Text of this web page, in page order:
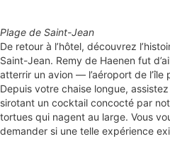
Plage de Saint-Jean
De retour à l’hôtel, découvrez
Saint-Jean. Remy de Haenen fut
atterrir un avion — l’aéroport de l’île
Depuis votre chaise longue,
sirotant un cocktail concocté par
tortues qui nagent au large. Vous
demander si une telle expérience